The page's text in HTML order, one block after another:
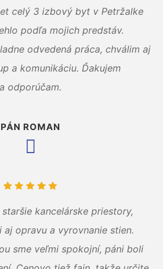
celý 3 izbový byt v Petržalke
podľa mojich predstáv.
odvedená práca, chválim aj
a komunikáciu. Ďakujem
a odporúčam.
PÁN ROMAN
kancelárske priestory,
opravu a vyrovnanie stien.
sme veľmi spokojní, páni boli